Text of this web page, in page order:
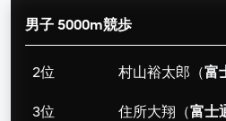
男子 5000m競歩
2位 村山裕太郎（富
3位 住所大翔（富士